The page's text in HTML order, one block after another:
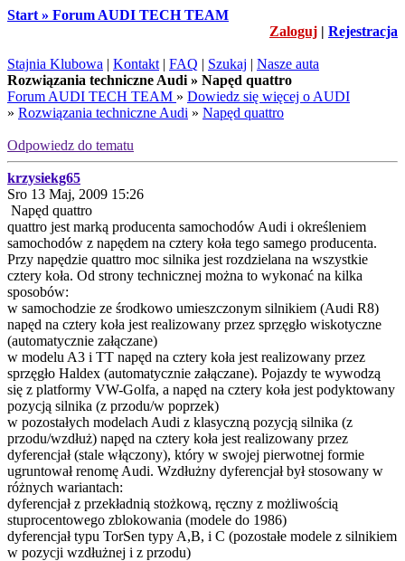
Start » Forum AUDI TECH TEAM
Zaloguj | Rejestracja
Stajnia Klubowa | Kontakt | FAQ | Szukaj | Nasze auta
Rozwiązania techniczne Audi » Napęd quattro
Forum AUDI TECH TEAM » Dowiedz się więcej o AUDI
» Rozwiązania techniczne Audi » Napęd quattro
Odpowiedz do tematu
krzysiekg65
Sro 13 Maj, 2009 15:26
Napęd quattro
quattro jest marką producenta samochodów Audi i określeniem
samochodów z napędem na cztery koła tego samego producenta.
Przy napędzie quattro moc silnika jest rozdzielana na wszystkie
cztery koła. Od strony technicznej można to wykonać na kilka
sposobów:
w samochodzie ze środkowo umieszczonym silnikiem (Audi R8)
napęd na cztery koła jest realizowany przez sprzęgło wiskotyczne
(automatycznie załączane)
w modelu A3 i TT napęd na cztery koła jest realizowany przez
sprzęgło Haldex (automatycznie załączane). Pojazdy te wywodzą
się z platformy VW-Golfa, a napęd na cztery koła jest podyktowany
pozycją silnika (z przodu/w poprzek)
w pozostałych modelach Audi z klasyczną pozycją silnika (z
przodu/wzdłuż) napęd na cztery koła jest realizowany przez
dyferencjał (stale włączony), który w swojej pierwotnej formie
ugruntował renomę Audi. Wzdłużny dyferencjał był stosowany w
różnych wariantach:
dyferencjał z przekładnią stożkową, ręczny z możliwością
stuprocentowego zblokowania (modele do 1986)
dyferencjał typu TorSen typy A,B, i C (pozostałe modele z silnikiem
w pozycji wzdłużnej i z przodu)